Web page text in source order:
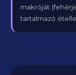
makróját
tartalmazó